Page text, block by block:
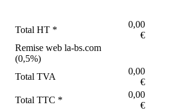
Total HT *
0,00
€
Remise web la-bs.com
(0,5%)
Total TVA
0,00
€
Total TTC *
0,00
€